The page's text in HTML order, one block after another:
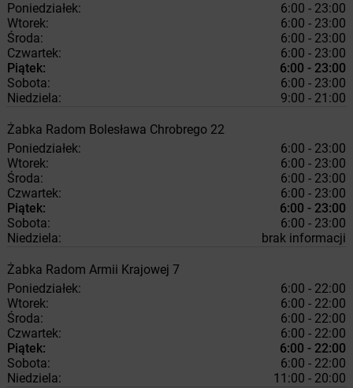
Poniedziałek:
6:00 - 23:00
Wtorek:
6:00 - 23:00
Środa:
6:00 - 23:00
Czwartek:
6:00 - 23:00
Piątek:
6:00 - 23:00
Sobota:
6:00 - 23:00
Niedziela:
9:00 - 21:00
Żabka Radom Bolesława Chrobrego 22
Poniedziałek:
6:00 - 23:00
Wtorek:
6:00 - 23:00
Środa:
6:00 - 23:00
Czwartek:
6:00 - 23:00
Piątek:
6:00 - 23:00
Sobota:
6:00 - 23:00
Niedziela:
brak informacji
Żabka Radom Armii Krajowej 7
Poniedziałek:
6:00 - 22:00
Wtorek:
6:00 - 22:00
Środa:
6:00 - 22:00
Czwartek:
6:00 - 22:00
Piątek:
6:00 - 22:00
Sobota:
6:00 - 22:00
Niedziela:
11:00 - 20:00